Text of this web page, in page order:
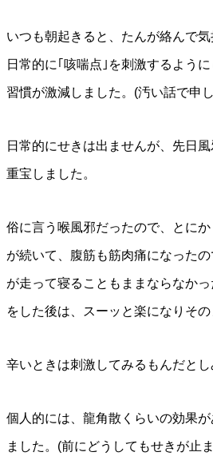
いつも朝起きると、たんが絡んで気
日常的に｢咳喘点｣を刺激するよう
習慣が激減しました。(汚い話で申
日常的にせきは出ませんが、先日
重宝しました。
俗に言う喉風邪だったので、とに
が続いて、腹筋も筋肉痛になった
が走って寝ることもままならなか
をした後は、スーッと楽になりその
辛いときは刺激してみるもんだとし
個人的には、龍角散くらいの効果
ました。(前にどうしてもせきが止